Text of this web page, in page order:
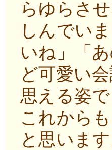
らゆらさ
しんでい
いね」「
ど可愛い
思える姿で
これから
と思います